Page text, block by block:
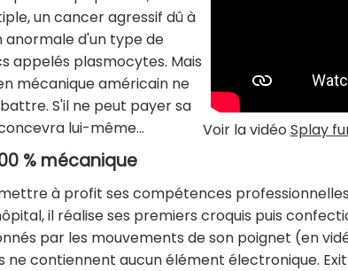
Voir la vidéo Splay
un cancer agressif dû à
anormale d'un type de
appelés plasmocytes. Mais
mécanique américain ne
S'il ne peut payer sa
lui-même...
% mécanique
à profit ses compétences
il réalise ses premiers croquis puis
par les mouvements de son poignet (en
ne contiennent aucun élément électronique.